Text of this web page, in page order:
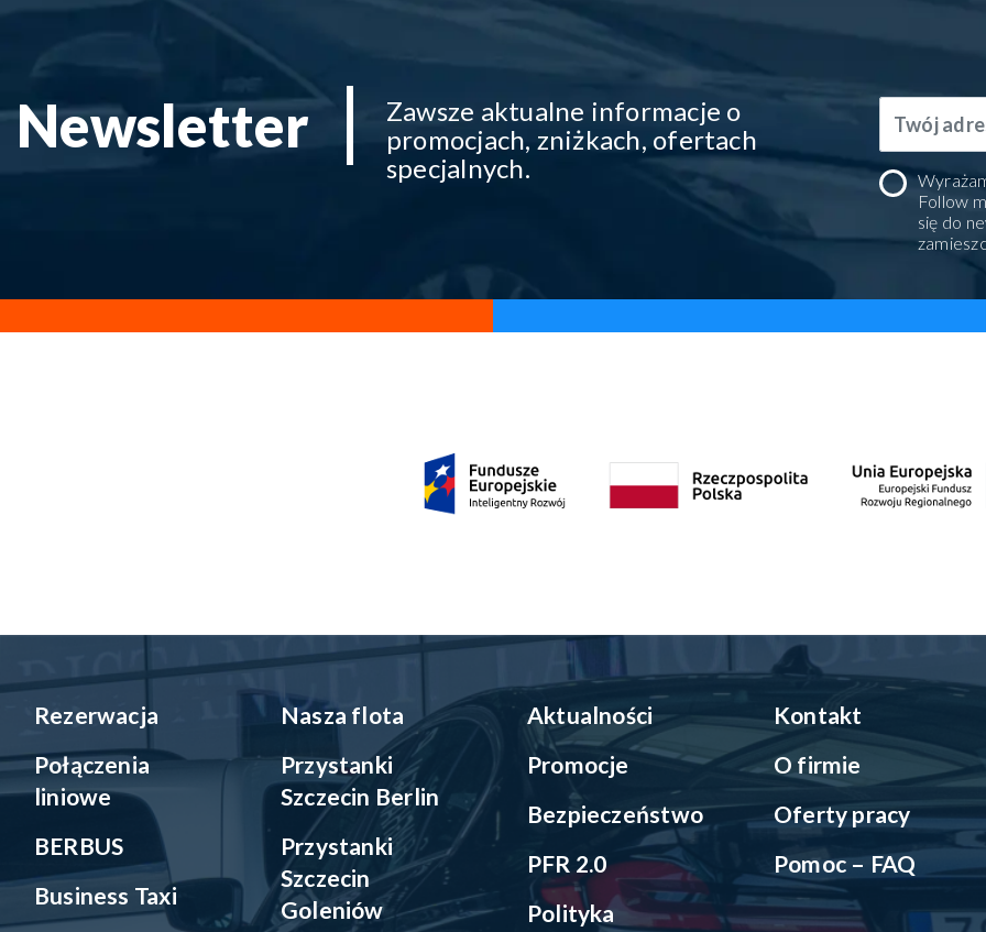
Newsletter
Zawsze aktualne informacje o
promocjach, zniżkach, ofertach
specjalnych.
Follow
się do
Rezerwacja
Połączenia
liniowe
BERBUS
Business Taxi
Nasza flota
Przystanki
Szczecin Berlin
Przystanki
Szczecin
Goleniów
Aktualności
Promocje
Bezpieczeństwo
PFR 2.0
Polityka
Kontakt
O firmie
Oferty pracy
Pomoc – FAQ